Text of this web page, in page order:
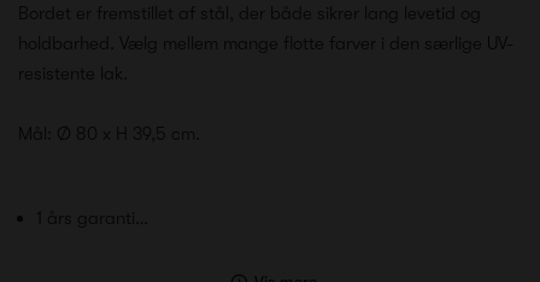
Bordet er fremstillet af stål, der både sikrer lang levetid og
holdbarhed. Vælg mellem mange flotte farver i den særlige UV-
resistente lak.
Mål: Ø 80 x H 39,5 cm.
1 års garanti…